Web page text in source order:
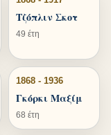
Τζόπλιν Σκοτ
49 έτη
1868 - 1936
Γκόρκι Μαξίμ
68 έτη